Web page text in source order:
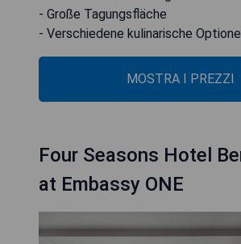
- Große Tagungsfläche
- Verschiedene kulinarische
MOSTRA I PREZZI
Four Seasons Hotel
at Embassy ONE